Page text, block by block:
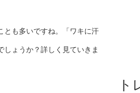
とも多いですね。「ワキに汗
ょうか？詳しく見ていきま
ト